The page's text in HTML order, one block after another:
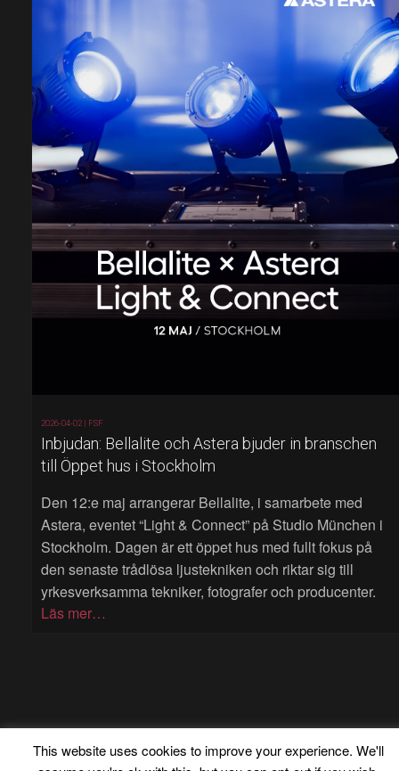
2026-04-02 | FSF
Inbjudan: Bellalite och Astera bjuder in branschen
till Öppet hus i Stockholm
Den 12:e maj arrangerar Bellalite, i samarbete med
Astera, eventet “Light & Connect” på Studio München i
Stockholm. Dagen är ett öppet hus med fullt fokus på
den senaste trådlösa ljustekniken och riktar sig till
yrkesverksamma tekniker, fotografer och producenter.
Läs mer…
This website uses cookies to improve your experience. We'll